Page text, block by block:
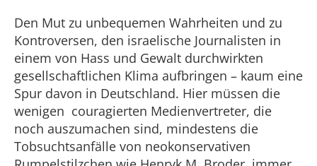
Den Mut zu unbequemen Wahrheiten und zu
Kontroversen, den israelische Journalisten in
einem von Hass und Gewalt durchwirkten
gesellschaftlichen Klima aufbringen – kaum eine
Spur davon in Deutschland. Hier müssen die
wenigen couragierten Medienvertreter, die
noch auszumachen sind, mindestens die
Tobsuchtsanfälle von neokonservativen